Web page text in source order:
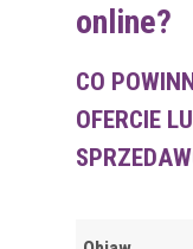
online?
CO
OFERCIE